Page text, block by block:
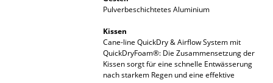
Pulverbeschichtetes Aluminium
Kissen
Cane-line QuickDry & Airflow System mit
QuickDryFoam®: Die Zusammensetzung der
Kissen sorgt für eine schnelle Entwässerung
nach starkem Regen und eine effektive